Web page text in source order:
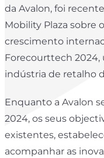
da Avalon, foi
Mobility Plaza sobre
crescimento
Forecourttech
indústria de retalho
Enquanto a Avalon
2024, os seus
existentes,
acompanhar as